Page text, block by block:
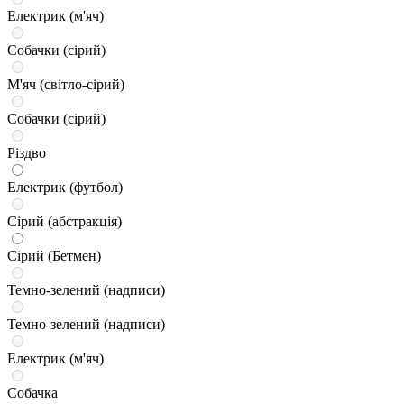
Електрик (м'яч)
Собачки (сірий)
М'яч (світло-сірий)
Собачки (сірий)
Різдво
Електрик (футбол)
Сірий (абстракція)
Сірий (Бетмен)
Темно-зелений (надписи)
Темно-зелений (надписи)
Електрик (м'яч)
Собачка